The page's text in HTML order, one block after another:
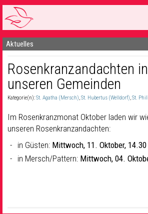
Startseite
1 Pfarrei
16 Gemeinden & mehr
Sakramente & Feste
Gemeinschaft & Soziales
Aktuelles
Rosenkranzandachten in
unseren Gemeinden
Kategorie(n):St. Agatha (Mersch),St. Hubertus (Welldorf),St.
Im Rosenkranzmonat Oktober laden wir
unseren Rosenkranzandachten:
in Güsten: Mittwoch, 11. Oktober, 14.30
in Mersch/Pattern: Mittwoch, 04.